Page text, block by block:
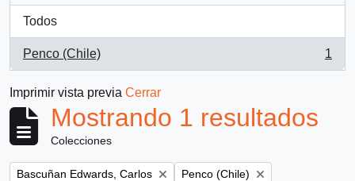
Todos
Penco (Chile)
, 1 resultados
1
Imprimir vista previa Cerrar
Mostrando 1 resultados
Colecciones
Remove filter:
Bascuñan Edwards, Carlos Remove filter:
Penco (Chile)